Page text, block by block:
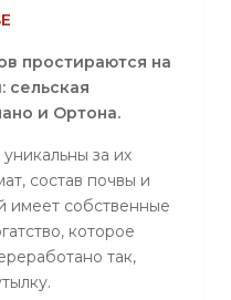
простираются на
сельская
и Ортона.
уникальны за их
состав почвы и
имеет собственные
которое
так,